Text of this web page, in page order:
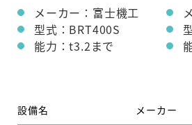
メーカー：富士機工
型式：BRT400S
能力：t3.2まで
設備名 メーカー